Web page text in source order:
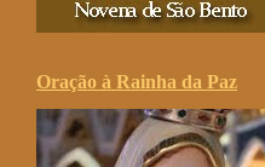
Oração à Rainha da Paz